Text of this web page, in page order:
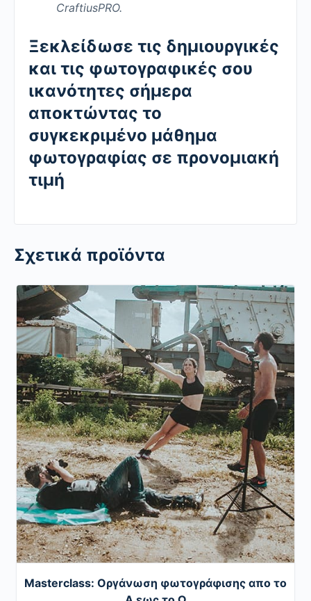
CraftiusPRO.
Ξεκλείδωσε τις δημιουργικές
και τις φωτογραφικές σου
ικανότητες σήμερα
αποκτώντας το
συγκεκριμένο μάθημα
φωτογραφίας σε προνομιακή
τιμή
Σχετικά προϊόντα
Masterclass: Oργάνωση φωτογράφισης απο το